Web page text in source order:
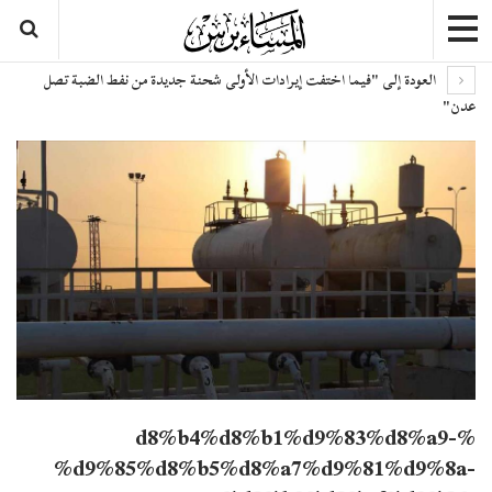
العودة إلى "فيما اختفت إيرادات الأولى شحنة جديدة من نفط الضبة تصل
%d8%b4%d8%b1%d9%83%d8%a9-